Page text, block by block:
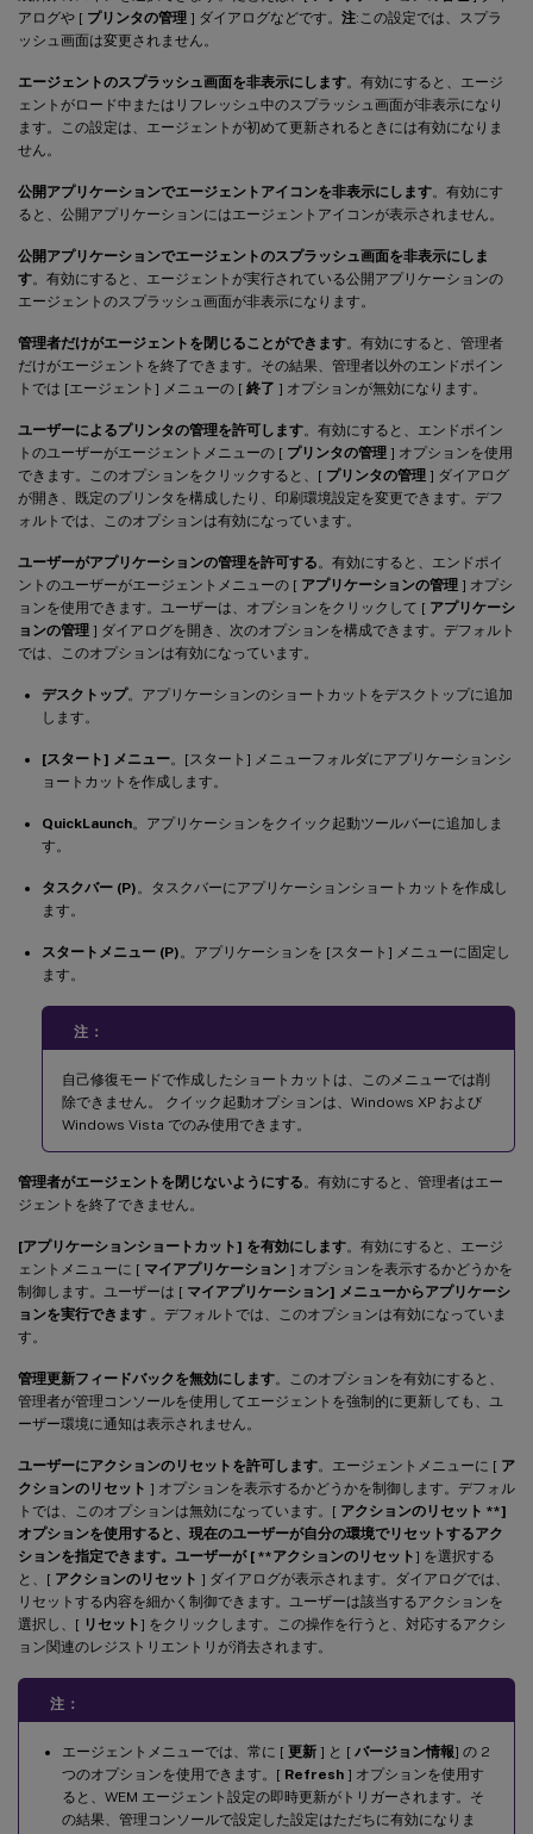
アログや [ プリンタの管理 ] ダイアログなどです。 注:この設定では、スプラ
ッシュ画面は変更されません。
エージェントのスプラッシュ画面を非表示にします。有効にすると、エージ
ェントがロード中またはリフレッシュ中のスプラッシュ画面が非表示になり
ます。この設定は、エージェントが初めて更新されるときには有効になりま
せん。
公開アプリケーションでエージェントアイコンを非表示にします。有効にす
ると、公開アプリケーションにはエージェントアイコンが表示されません。
公開アプリケーションでエージェントのスプラッシュ画面を非表示にしま
す。有効にすると、エージェントが実行されている公開アプリケーションの
エージェントのスプラッシュ画面が非表示になります。
管理者だけがエージェントを閉じることができます。有効にすると、管理者
だけがエージェントを終了できます。その結果、管理者以外のエンドポイン
トでは [エージェント] メニューの [ 終了 ] オプションが無効になります。
ユーザーによるプリンタの管理を許可します。有効にすると、エンドポイン
トのユーザーがエージェントメニューの [ プリンタの管理 ] オプションを使用
できます。このオプションをクリックすると、[ プリンタの管理 ] ダイアログ
が開き、既定のプリンタを構成したり、印刷環境設定を変更できます。デフ
ォルトでは、このオプションは有効になっています。
ユーザーがアプリケーションの管理を許可する 。有効にすると、エンドポイ
ントのユーザーがエージェントメニューの [ アプリケーションの管理 ] オプシ
ョンを使用できます。ユーザーは、オプションをクリックして [ アプリケーシ
ョンの管理 ] ダイアログを開き、次のオプションを構成できます。デフォルト
では、このオプションは有効になっています。
デスクトップ。アプリケーションのショートカットをデスクトップに追加
します。
[スタート] メニュー。[スタート] メニューフォルダにアプリケーションシ
ョートカットを作成します。
QuickLaunch。アプリケーションをクイック起動ツールバーに追加しま
す。
タスクバー (P) 。タスクバーにアプリケーションショートカットを作成し
ます。
スタートメニュー (P) 。アプリケーションを [スタート] メニューに固定し
ます。
注：
自己修復モードで作成したショートカットは、このメニューでは削
除できません。 クイック起動オプションは、Windows XP および
Windows Vista でのみ使用できます。
管理者がエージェントを閉じないようにする 。有効にすると、管理者はエー
ジェントを終了できません。
[アプリケーションショートカット] を有効にします。有効にすると、エージ
ェントメニューに [ マイアプリケーション ] オプションを表示するかどうかを
制御します。ユーザーは [ マイアプリケーション] メニューからアプリケーシ
ョンを実行できます 。デフォルトでは、このオプションは有効になっていま
す。
管理更新フィードバックを無効にします。このオプションを有効にすると、
管理者が管理コンソールを使用してエージェントを強制的に更新しても、ユ
ーザー環境に通知は表示されません。
ユーザーにアクションのリセットを許可します。エージェントメニューに [ ア
クションのリセット ] オプションを表示するかどうかを制御します。デフォル
トでは、このオプションは無効になっています。[ アクションのリセット **]
オプションを使用すると、現在のユーザーが自分の環境でリセットするアク
ションを指定できます。ユーザーが [ **アクションのリセット ] を選択する
と、[ アクションのリセット ] ダイアログが表示されます。ダイアログでは、
リセットする内容を細かく制御できます。ユーザーは該当するアクションを
選択し、[ リセット ] をクリックします。この操作を行うと、対応するアクシ
ョン関連のレジストリエントリが消去されます。
注：
エージェントメニューでは、常に [ 更新 ] と [ バージョン情報] の 2
つのオプションを使用できます。[ Refresh ] オプションを使用す
ると、WEM エージェント設定の即時更新がトリガーされます。そ
の結果、管理コンソールで設定した設定はただちに有効になりま